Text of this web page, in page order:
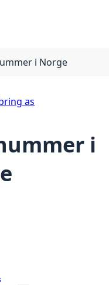
i Norge
as
i